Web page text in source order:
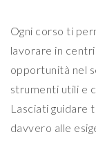
Ogni corso ti
lavorare in
opportunità nel
strumenti utili e
Lasciati guidare
davvero alle